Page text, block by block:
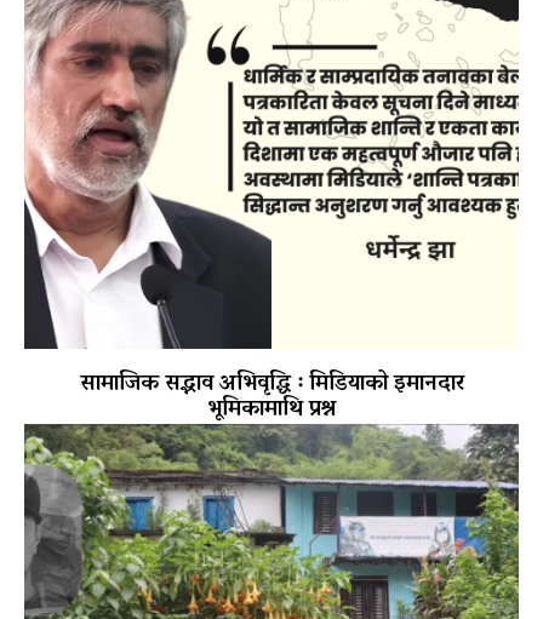
सामाजिक सद्भाव अभिवृद्धि ः मिडियाको इमानदार
भूमिकामाथि प्रश्न